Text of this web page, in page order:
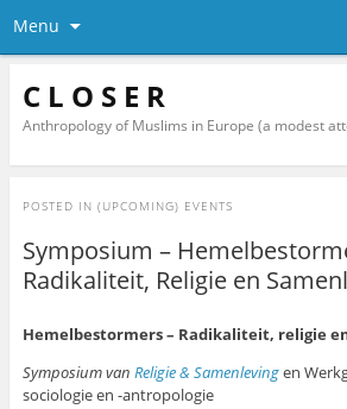
Menu
C L O S E R
Anthropology of Muslims in Europe (a modest
POSTED IN (UPCOMING) EVENTS
Symposium –
Radikaliteit, Religie en
Hemelbestormers – Radikaliteit, religie
Symposium van Religie & Samenlevingen
sociologie en -antropologie